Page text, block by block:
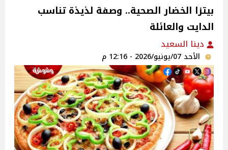
بيتزا الخضار الصحية.. وصفة لذيذة تناسب
الدايت والعائلة
دينا السعيد
الأحد 07/يونيو/2026 - 12:16 م